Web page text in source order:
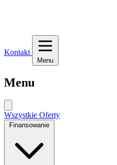
Kontakt
Menu
Menu
Wszystkie Oferty
Finansowanie